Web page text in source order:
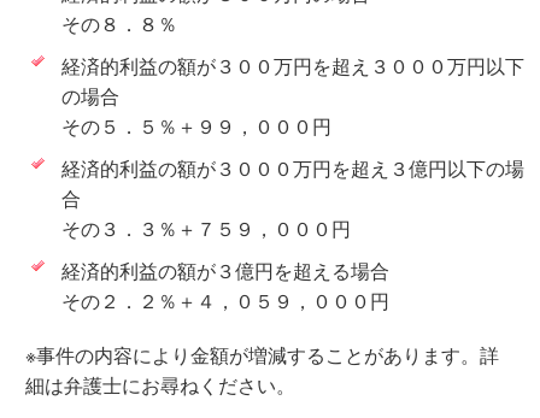
その８．８％
経済的利益の額が３００万円を超え３０００万円以下
の場合
その５．５％＋９９，０００円
経済的利益の額が３０００万円を超え３億円以下の場
合
その３．３％＋７５９，０００円
経済的利益の額が３億円を超える場合
その２．２％＋４，０５９，０００円
※事件の内容により金額が増減することがあります。詳
細は弁護士にお尋ねください。